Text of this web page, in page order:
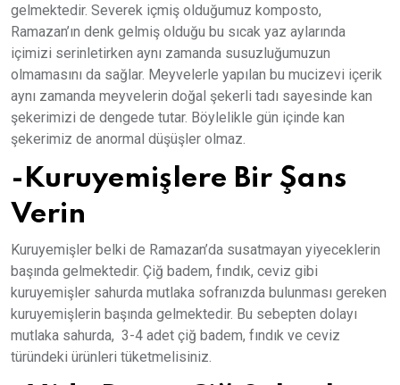
gelmektedir. Severek içmiş olduğumuz komposto,
Ramazan’ın denk gelmiş olduğu bu sıcak yaz aylarında
içimizi serinletirken aynı zamanda susuzluğumuzun
olmamasını da sağlar. Meyvelerle yapılan bu mucizevi içerik
aynı zamanda meyvelerin doğal şekerli tadı sayesinde kan
şekerimizi de dengede tutar. Böylelikle gün içinde kan
şekerimiz de anormal düşüşler olmaz.
-Kuruyemişlere Bir Şans
Verin
Kuruyemişler belki de Ramazan’da susatmayan yiyeceklerin
başında gelmektedir. Çiğ badem, fındık, ceviz gibi
kuruyemişler sahurda mutlaka sofranızda bulunması gereken
kuruyemişlerin başında gelmektedir. Bu sebepten dolayı
mutlaka sahurda, 3-4 adet çiğ badem, fındık ve ceviz
türündeki ürünleri tüketmelisiniz.